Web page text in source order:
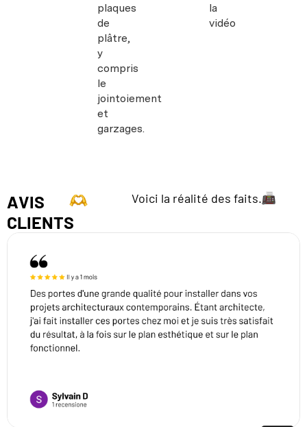
plaques
de
plâtre,
y
compris
le
jointoiement
et
garzages.
la
vidéo
AVIS
CLIENTS
Voici la réalité des faits.